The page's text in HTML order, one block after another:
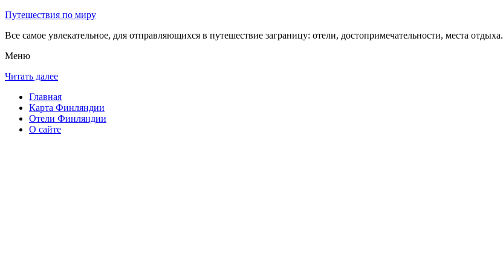
Путешествия по миру
Все самое увлекательное, для отправляющихся в путешествие заграницу: отели, достопримечательности, места отдыха.
Меню
Читать далее
Главная
Карта Финляндии
Отели Финляндии
О сайте